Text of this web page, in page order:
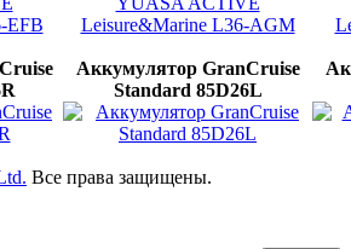
Аккумулятор GranCruise
Standard 85D26L
Все права защищены.